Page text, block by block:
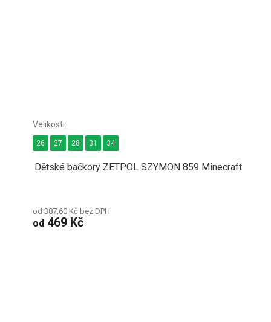
Dětské bačkory ZETPOL SZYMON 859 Minecraft
od 387,60 Kč bez DPH
od 469 Kč
26 27 28 31 34